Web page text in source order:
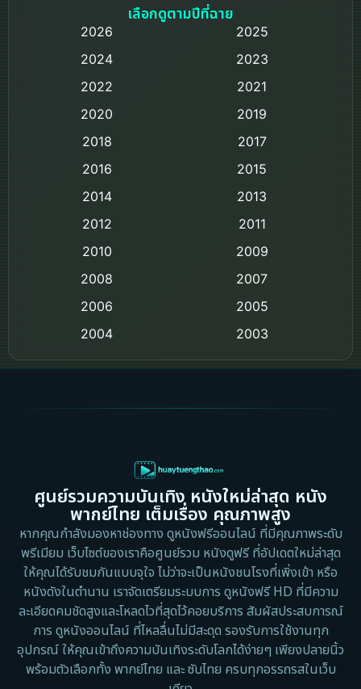
Based on a True Story เรื่องจริง
Detective สืบสวน
Disaster
Disney+
Documentary สารคดี
Documentary สารคดี
Drama ดราม่า
เลือกดูตามปีที่ฉาย
2026
2025
2024
2023
2022
2021
2020
2019
2018
2017
2016
2015
2014
2013
2012
2011
2010
2009
2008
2007
2006
2005
2004
2003
2002
2000
1983
1982
1971
1962
ศูนย์รวมความบันเทิง หนังใหม่ล่าสุด หนัง
พากย์ไทย เต็มเรื่อง คุณภาพสูง
หากคุณกำลังมองหาช่องทาง ดูหนังฟรีออนไลน์ ที่มีคุณภาพระดับ
พรีเมียม เว็บไซต์ของเราคือศูนย์รวม หนังดูฟรี ที่อัปเดตใหม่ล่าสุด
ให้คุณได้รับชมกันแบบจุใจ ไม่ว่าจะเป็นหนังชนโรงที่เพิ่งเข้า หรือ
หนังดังในตำนาน เราจัดเตรียมระบบการ ดูหนังฟรี HD ที่มีความ
ละเอียดคมชัดสูงและโหลดไวที่สุดไว้คอยบริการ สัมผัสประสบการณ์
การ ดูหนังออนไลน์ ที่ไหลลื่นไม่มีสะดุด รองรับการใช้งานทุก
อุปกรณ์ ให้คุณเข้าถึงความบันเทิงระดับโลกได้ง่ายๆ เพียงปลายนิ้ว
พร้อมตัวเลือกทั้ง พากย์ไทย และ ซับไทย ครบทุกอรรถรสในเว็บ